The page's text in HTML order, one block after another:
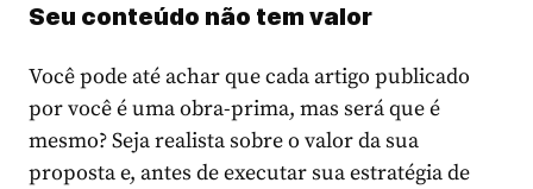
Seu conteúdo não tem valor
Você pode até achar que cada artigo publicado
por você é uma obra-prima, mas será que é
mesmo? Seja realista sobre o valor da sua
proposta e, antes de executar sua estratégia de